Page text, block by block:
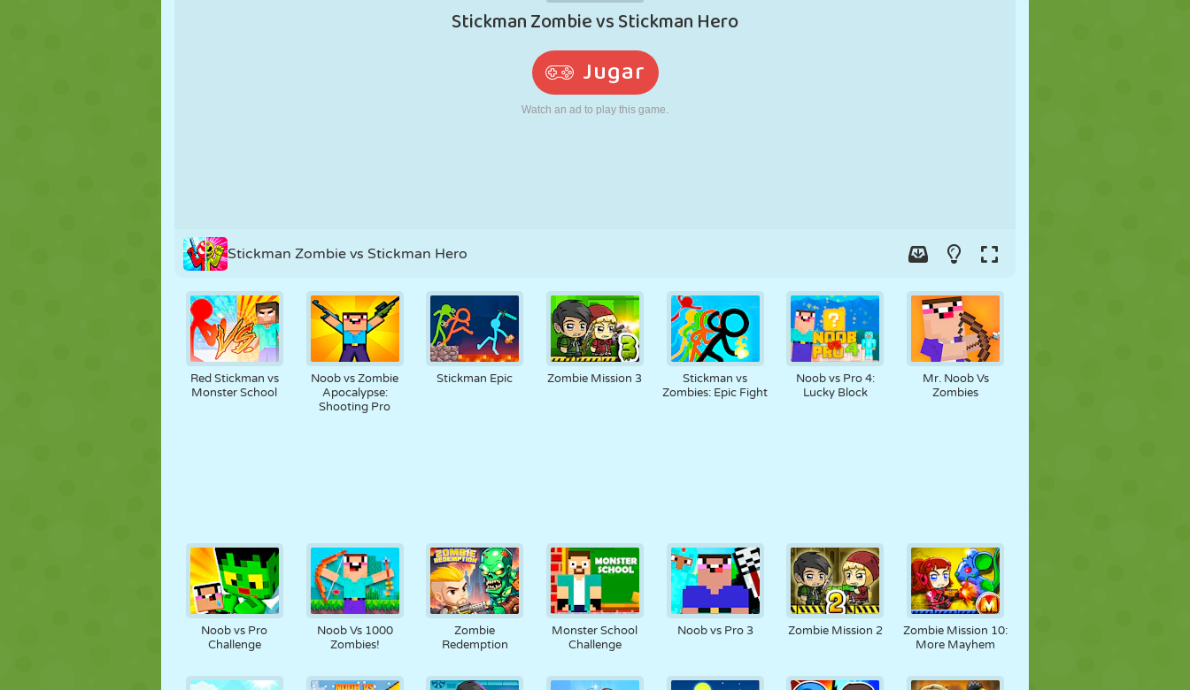
ROBOTS CORRER ESCUELA
Stickman Zombie vs Stickman Hero
Red Stickman vs
Monster School
Noob vs Zombie
Apocalypse:
Shooting Pro
Stickman Epic Zombie Mission 3
Stickman vs
Zombies: Epic Fight
Noob vs Pro 4:
Lucky Block
Mr. Noob Vs
Zombies
Noob vs Pro
Challenge
Noob Vs 1000
Zombies!
Zombie
Redemption
Monster School
Challenge
Noob vs Pro 3 Zombie Mission 2
Zombie Mission 10:
More Mayhem